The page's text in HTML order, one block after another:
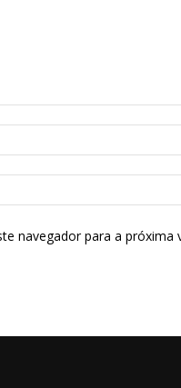
navegador para a próxima